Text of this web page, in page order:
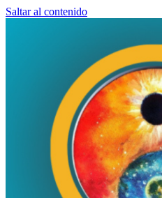
Saltar al contenido